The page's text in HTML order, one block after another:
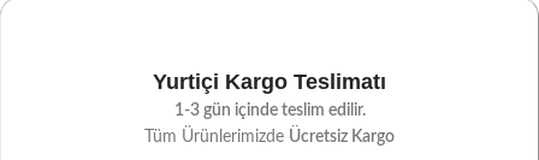
Yurtiçi Kargo Teslimatı
1-3 gün içinde teslim edilir.
Tüm Ürünlerimizde Ücretsiz Kargo